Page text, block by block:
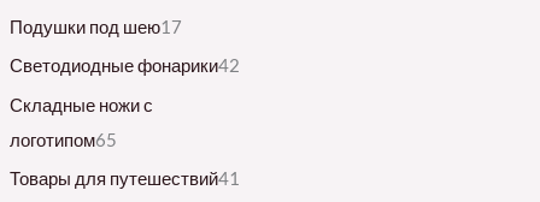
Подушки под шею17
Светодиодные фонарики42
Складные ножи с
логотипом65
Товары для путешествий41